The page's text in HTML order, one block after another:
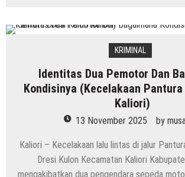
KRIMINAL
Identitas Dua Pemotor Dan
Kondisinya (Kecelakaan
Kaliori)
13 November 2025 by
Kaliori – Kecelakaan lalu lintas di jalur
Dresi Kulon Kecamatan Kaliori
mengakibatkan dua pengendara sepeda